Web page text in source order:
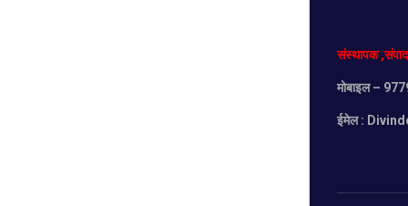
संस्थापक,
मोबाइल–
ईमेल :